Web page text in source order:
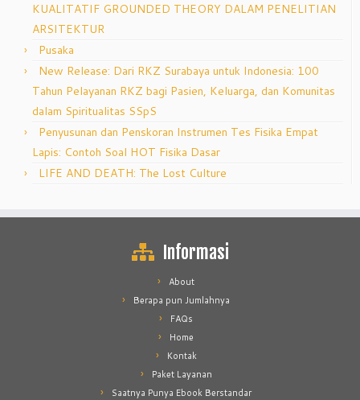
KUALITATIF GROUNDED THEORY DALAM PENELITIAN
ARSITEKTUR
Pusaka
New Release: Dari RKZ Surabaya untuk Indonesia: 100
Tahun Pelayanan RKZ bagi Pasien, Keluarga, dan Komunitas
dalam Spiritualitas SSpS
Penyusunan dan Penskoran Instrumen Tes Fisika Empat
Lapis: Contoh Soal HOT Fisika Dasar
LIFE AND DEATH: The Lost Culture
Informasi
About
Berapa pun Jumlahnya
FAQs
Home
Kontak
Paket Layanan
Saatnya Punya Ebook Berstandar